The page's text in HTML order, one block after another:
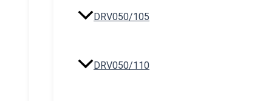
DRV050/105
DRV050/110